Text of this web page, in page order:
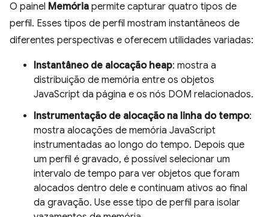
O painel Memória permite capturar quatro tipos de
perfil. Esses tipos de perfil mostram instantâneos de
diferentes perspectivas e oferecem utilidades variadas:
Instantâneo de alocação heap: mostra a
distribuição de memória entre os objetos
JavaScript da página e os nós DOM relacionados.
Instrumentação de alocação na linha do tempo:
mostra alocações de memória JavaScript
instrumentadas ao longo do tempo. Depois que
um perfil é gravado, é possível selecionar um
intervalo de tempo para ver objetos que foram
alocados dentro dele e continuam ativos ao final
da gravação. Use esse tipo de perfil para isolar